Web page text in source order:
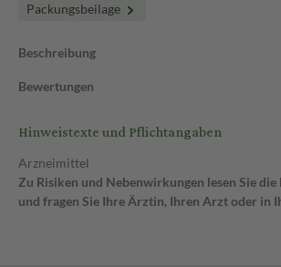
Packungsbeilage
Beschreibung
Bewertungen
Hinweistexte und Pflichtangaben
Arzneimittel
Zu Risiken und Nebenwirkungen lesen Sie die
und fragen Sie Ihre Ärztin, Ihren Arzt oder in